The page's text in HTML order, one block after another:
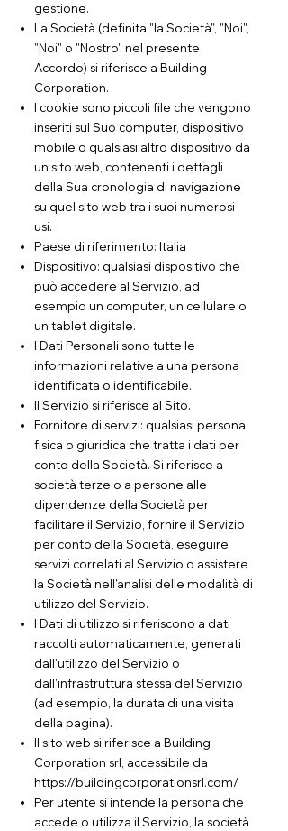
gestione.
La Società (definita "la Società", "Noi",
"Noi" o "Nostro" nel presente
Accordo) si riferisce a Building
Corporation.
I cookie sono piccoli file che vengono
inseriti sul Suo computer, dispositivo
mobile o qualsiasi altro dispositivo da
un sito web, contenenti i dettagli
della Sua cronologia di navigazione
su quel sito web tra i suoi numerosi
usi.
Paese di riferimento: Italia
Dispositivo: qualsiasi dispositivo che
può accedere al Servizio, ad
esempio un computer, un cellulare o
un tablet digitale.
I Dati Personali sono tutte le
informazioni relative a una persona
identificata o identificabile.
Il Servizio si riferisce al Sito.
Fornitore di servizi: qualsiasi persona
fisica o giuridica che tratta i dati per
conto della Società. Si riferisce a
società terze o a persone alle
dipendenze della Società per
facilitare il Servizio, fornire il Servizio
per conto della Società, eseguire
servizi correlati al Servizio o assistere
la Società nell'analisi delle modalità di
utilizzo del Servizio.
I Dati di utilizzo si riferiscono a dati
raccolti automaticamente, generati
dall'utilizzo del Servizio o
dall'infrastruttura stessa del Servizio
(ad esempio, la durata di una visita
della pagina).
Il sito web si riferisce a Building
Corporation srl, accessibile da
https://buildingcorporationsrl.com/
Per utente si intende la persona che
accede o utilizza il Servizio, la società